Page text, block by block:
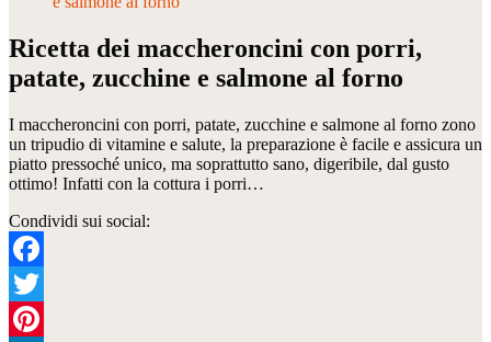
Ricetta dei maccheroncini con porri,
patate, zucchine e salmone al forno
I maccheroncini con porri, patate, zucchine e salmone al forno zono
un tripudio di vitamine e salute, la preparazione è facile e assicura un
piatto pressoché unico, ma soprattutto sano, digeribile, dal gusto
ottimo! Infatti con la cottura i porri…
Condividi sui social:
Facebook
Twitter